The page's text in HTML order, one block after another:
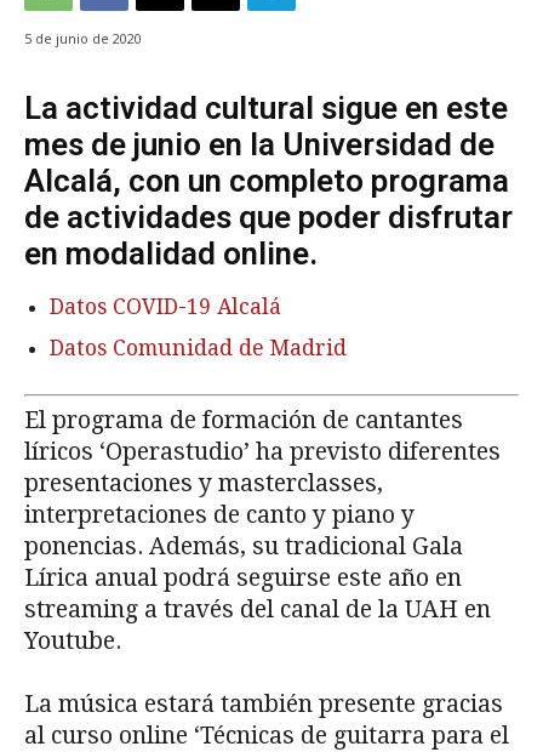
5 de junio de 2020
La actividad cultural sigue en este
mes de junio en la Universidad de
Alcalá, con un completo programa
de actividades que poder disfrutar
en modalidad online.
Datos COVID-19 Alcalá
Datos Comunidad de Madrid
El programa de formación de cantantes
líricos ‘Operastudio’ ha previsto diferentes
presentaciones y masterclasses,
interpretaciones de canto y piano y
ponencias. Además, su tradicional Gala
Lírica anual podrá seguirse este año en
streaming a través del canal de la UAH en
Youtube.
La música estará también presente gracias
al curso online ‘Técnicas de guitarra para el